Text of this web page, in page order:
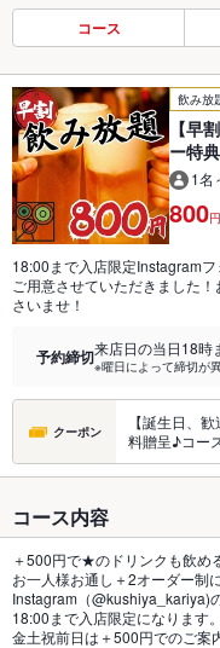
コース
飲み放
【早
ー特
1名
800
18:00まで入店限定Instagram
ご用意させていただきました
さいませ！
予約締切来店日の当日18時
※曜日によって締切が
クーポン
【誕生日、
料贈呈♪コー
コース内容
＋500円で★のドリンクも飲め
お一人様お通し＋2オーダー制
Instagram（@kushiya_kariya)
18:00まで入店限定になります。
金土祝前日は＋500円でのご案